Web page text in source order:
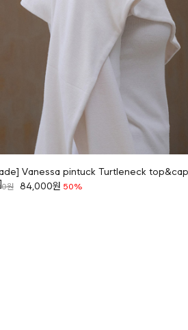
Vanessa pintuck Turtleneck
원 84,000원 50%